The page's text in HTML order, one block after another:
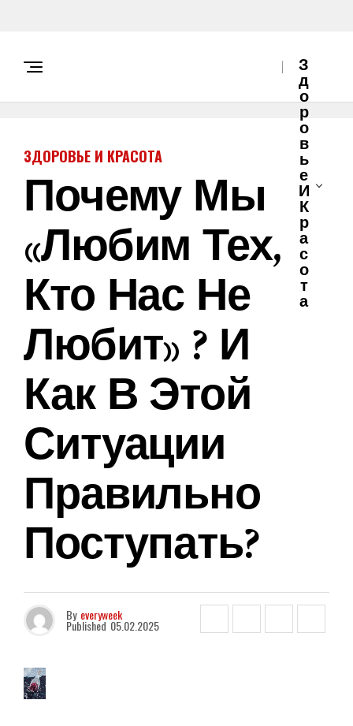
З
Д
О
Р
О
В
Ь
Е
И
К
Р
А
С
О
Т
А
ЗДОРОВЬЕ И КРАСОТА
Почему Мы
«любим Тех,
Кто Нас Не
Любит» ? И
Как В Этой
Ситуации
Правильно
Поступать?
By everyweek
Published 05.02.2025